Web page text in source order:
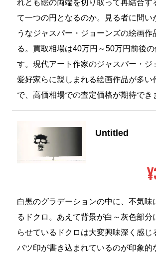
れとも絵の両端を切り取って再結合す
て一つの円となるのか。見る者に問い
うなジャスパー・ジョーンズの絵画作
る。買取相場は40万円～50万円前後の
す。現代アート作家のジャスパー・ジ
愛好家らに親しまれる絵画作品が多い
で、高価相場での査定価格が期待でき
Untitled
白黒のグラデーションの中に、不気味
るドクロ。あえて背景が白～灰色部分
らせているドクロは大変興味深く感じ
バツ印が書き込まれているのが印象的